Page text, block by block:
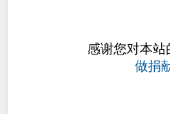
感谢您对本
做捐